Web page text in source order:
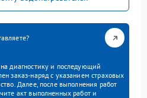
диагностику и последующий
заказ-наряд с указанием страховых
Далее, после выполнения работ
акт выполненных работ и